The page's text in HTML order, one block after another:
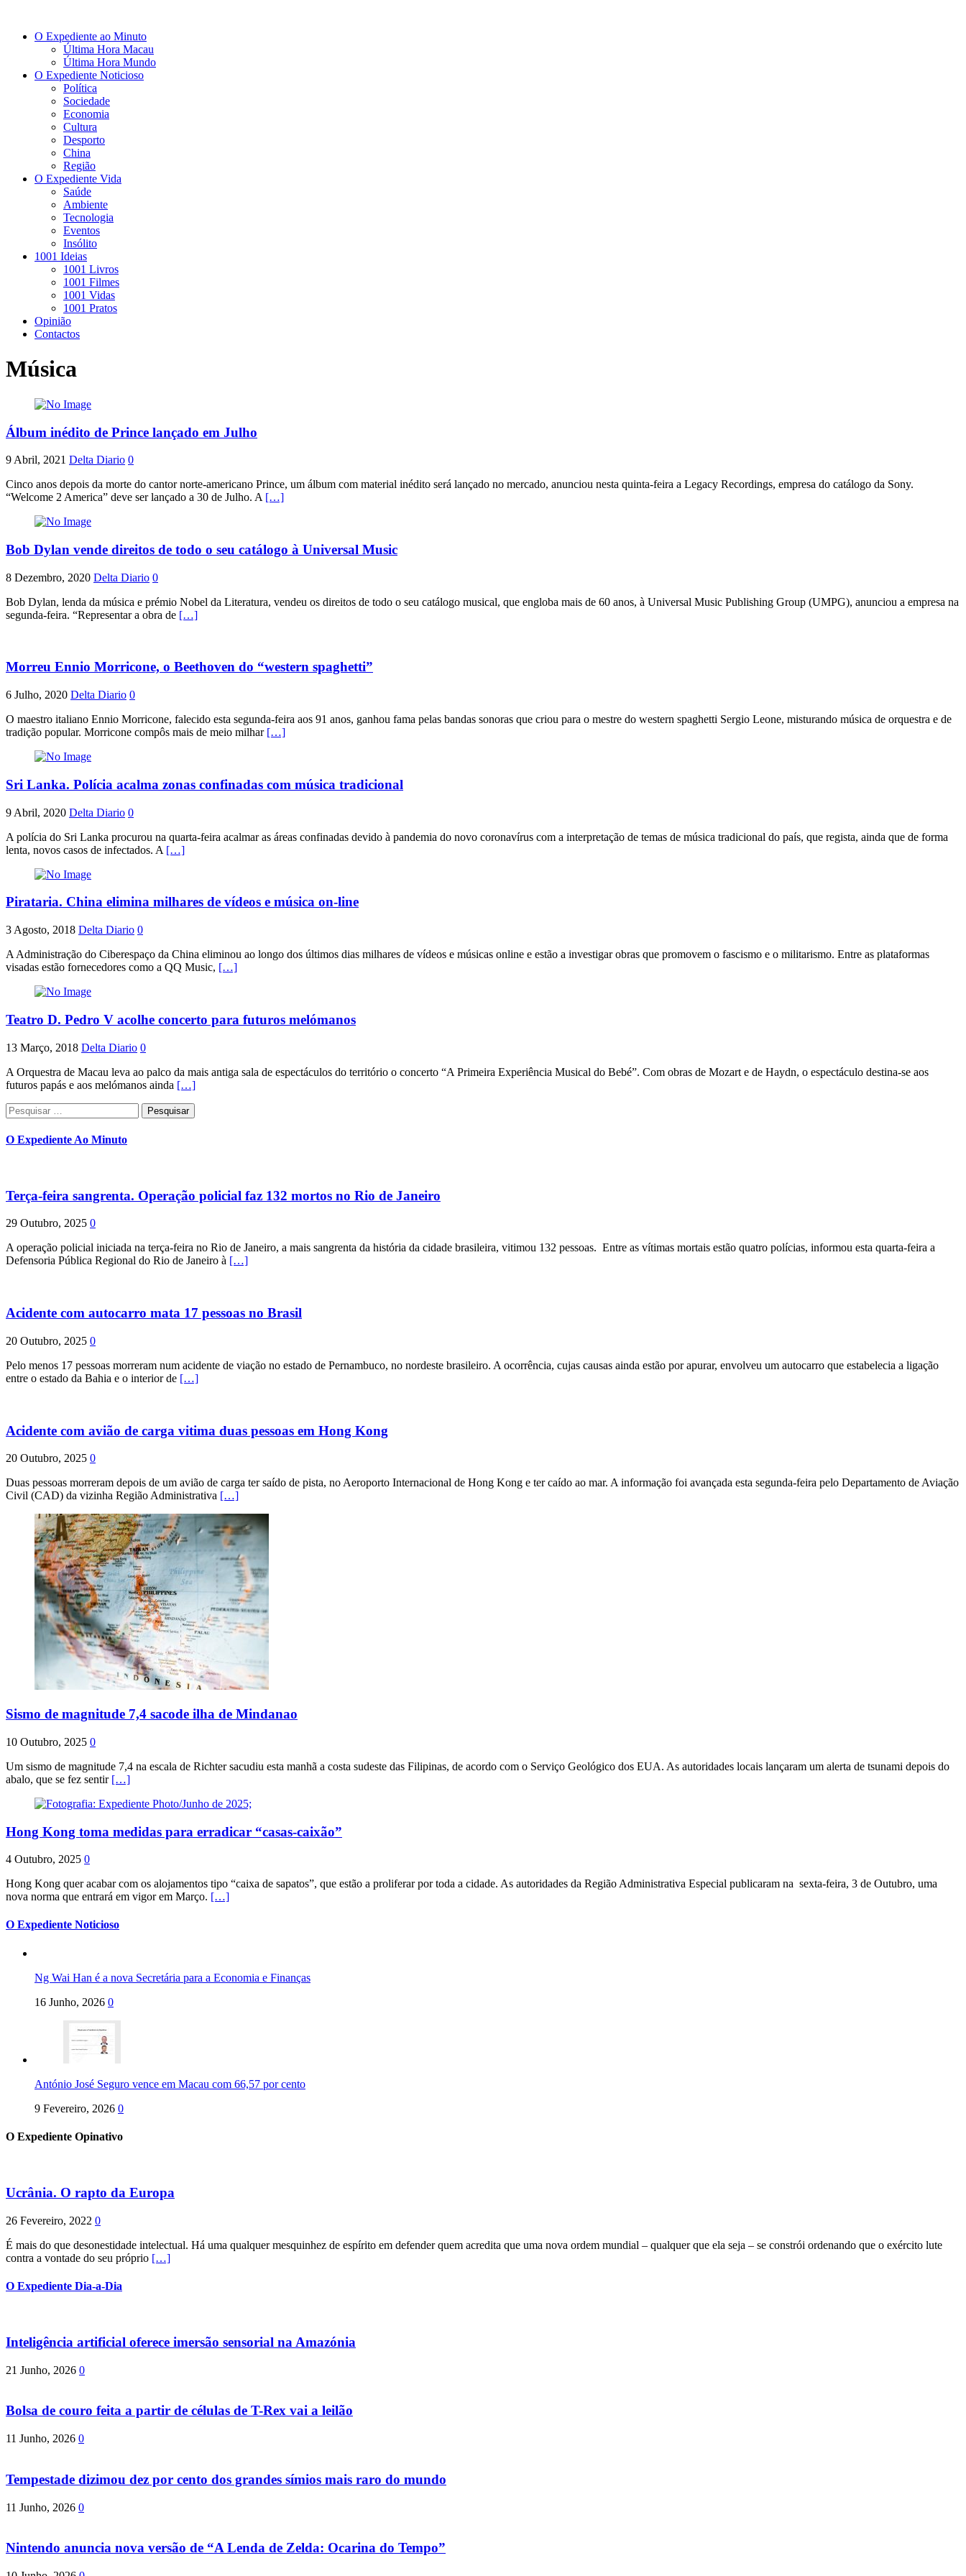
O Expediente ao Minuto
Última Hora Macau
Última Hora Mundo
O Expediente Noticioso
Política
Sociedade
Economia
Cultura
Desporto
China
Região
O Expediente Vida
Saúde
Ambiente
Tecnologia
Eventos
Insólito
1001 Ideias
1001 Livros
1001 Filmes
1001 Vidas
1001 Pratos
Opinião
Contactos
Música
Álbum inédito de Prince lançado em Julho
9 Abril, 2021 Delta Diario 0
Cinco anos depois da morte do cantor norte-americano Prince, um álbum com material inédito será lançado no mercado, anunciou nesta quinta-feira a Legacy Recordings, empresa do catálogo da Sony.
“Welcome 2 America” deve ser lançado a 30 de Julho. A […]
Bob Dylan vende direitos de todo o seu catálogo à Universal Music
8 Dezembro, 2020 Delta Diario 0
Bob Dylan, lenda da música e prémio Nobel da Literatura, vendeu os direitos de todo o seu catálogo musical, que engloba mais de 60 anos, à Universal Music Publishing Group (UMPG), anunciou a empresa na
segunda-feira. “Representar a obra de […]
Morreu Ennio Morricone, o Beethoven do “western spaghetti”
6 Julho, 2020 Delta Diario 0
O maestro italiano Ennio Morricone, falecido esta segunda-feira aos 91 anos, ganhou fama pelas bandas sonoras que criou para o mestre do western spaghetti Sergio Leone, misturando música de orquestra e de
tradição popular. Morricone compôs mais de meio milhar […]
Sri Lanka. Polícia acalma zonas confinadas com música tradicional
9 Abril, 2020 Delta Diario 0
A polícia do Sri Lanka procurou na quarta-feira acalmar as áreas confinadas devido à pandemia do novo coronavírus com a interpretação de temas de música tradicional do país, que regista, ainda que de forma
lenta, novos casos de infectados. A […]
Pirataria. China elimina milhares de vídeos e música on-line
3 Agosto, 2018 Delta Diario 0
A Administração do Ciberespaço da China eliminou ao longo dos últimos dias milhares de vídeos e músicas online e estão a investigar obras que promovem o fascismo e o militarismo. Entre as plataformas
visadas estão fornecedores como a QQ Music, […]
Teatro D. Pedro V acolhe concerto para futuros melómanos
13 Março, 2018 Delta Diario 0
A Orquestra de Macau leva ao palco da mais antiga sala de espectáculos do território o concerto “A Primeira Experiência Musical do Bebé”. Com obras de Mozart e de Haydn, o espectáculo destina-se aos
futuros papás e aos melómanos ainda […]
Pesquisar
por:
O Expediente Ao Minuto
Terça-feira sangrenta. Operação policial faz 132 mortos no Rio de Janeiro
29 Outubro, 2025 0
A operação policial iniciada na terça-feira no Rio de Janeiro, a mais sangrenta da história da cidade brasileira, vitimou 132 pessoas. Entre as vítimas mortais estão quatro polícias, informou esta quarta-feira a
Defensoria Pública Regional do Rio de Janeiro à […]
Acidente com autocarro mata 17 pessoas no Brasil
20 Outubro, 2025 0
Pelo menos 17 pessoas morreram num acidente de viação no estado de Pernambuco, no nordeste brasileiro. A ocorrência, cujas causas ainda estão por apurar, envolveu um autocarro que estabelecia a ligação
entre o estado da Bahia e o interior de […]
Acidente com avião de carga vitima duas pessoas em Hong Kong
20 Outubro, 2025 0
Duas pessoas morreram depois de um avião de carga ter saído de pista, no Aeroporto Internacional de Hong Kong e ter caído ao mar. A informação foi avançada esta segunda-feira pelo Departamento de Aviação
Civil (CAD) da vizinha Região Administrativa […]
Sismo de magnitude 7,4 sacode ilha de Mindanao
10 Outubro, 2025 0
Um sismo de magnitude 7,4 na escala de Richter sacudiu esta manhã a costa sudeste das Filipinas, de acordo com o Serviço Geológico dos EUA. As autoridades locais lançaram um alerta de tsunami depois do
abalo, que se fez sentir […]
Hong Kong toma medidas para erradicar “casas-caixão”
4 Outubro, 2025 0
Hong Kong quer acabar com os alojamentos tipo “caixa de sapatos”, que estão a proliferar por toda a cidade. As autoridades da Região Administrativa Especial publicaram na sexta-feira, 3 de Outubro, uma
nova norma que entrará em vigor em Março. […]
O Expediente Noticioso
Ng Wai Han é a nova Secretária para a Economia e Finanças
16 Junho, 2026 0
António José Seguro vence em Macau com 66,57 por cento
9 Fevereiro, 2026 0
O Expediente Opinativo
Ucrânia. O rapto da Europa
26 Fevereiro, 2022 0
É mais do que desonestidade intelectual. Há uma qualquer mesquinhez de espírito em defender quem acredita que uma nova ordem mundial – qualquer que ela seja – se constrói ordenando que o exército lute
contra a vontade do seu próprio […]
O Expediente Dia-a-Dia
Inteligência artificial oferece imersão sensorial na Amazónia
21 Junho, 2026 0
Bolsa de couro feita a partir de células de T-Rex vai a leilão
11 Junho, 2026 0
Tempestade dizimou dez por cento dos grandes símios mais raro do mundo
11 Junho, 2026 0
Nintendo anuncia nova versão de “A Lenda de Zelda: Ocarina do Tempo”